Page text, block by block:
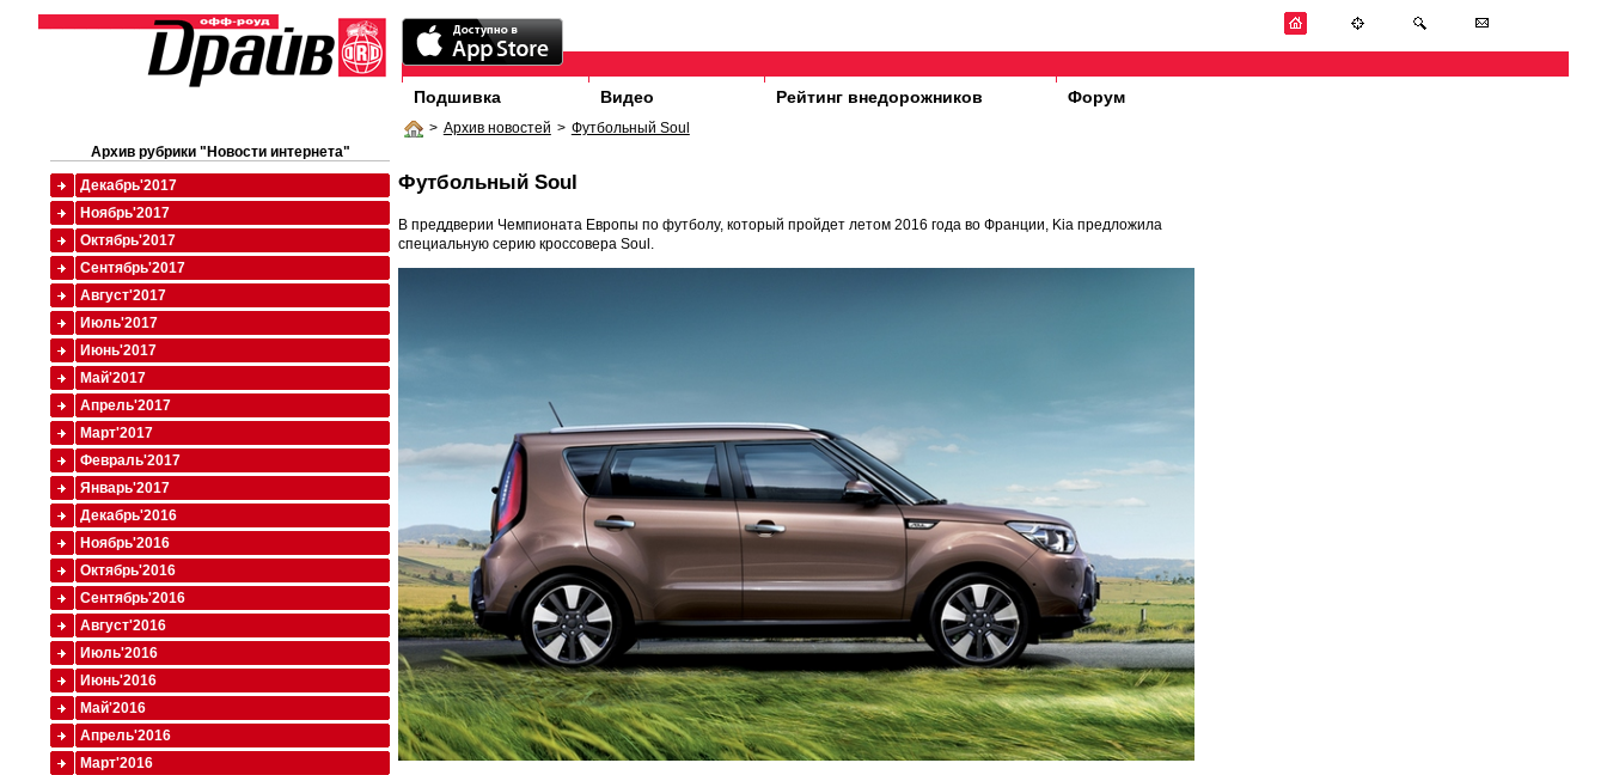
Подшивка Видео Рейтинг внедорожников Форум
> Архив новостей > Футбольный Soul
Футбольный Soul
В преддверии Чемпионата Европы по футболу, который пройдет летом 2016 года во Франции, Kia предложила
специальную серию кроссовера Soul.
Архив рубрики "Новости интернета"
Декабрь'2017
Ноябрь'2017
Октябрь'2017
Сентябрь'2017
Август'2017
Июль'2017
Июнь'2017
Май'2017
Апрель'2017
Март'2017
Февраль'2017
Январь'2017
Декабрь'2016
Ноябрь'2016
Октябрь'2016
Сентябрь'2016
Август'2016
Июль'2016
Июнь'2016
Май'2016
Апрель'2016
Март'2016